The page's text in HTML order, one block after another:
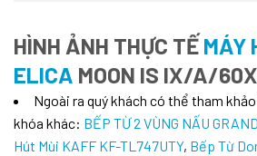
HÌNH ẢNH THỰC TẾ MÁY
ELICA MOON IS IX/A/
Ngoài ra quý khách có thể tham
khóa khác: BẾP TỪ 2 VÙNG NẤU
Hút Mùi KAFF KF-TL747UTY, Bếp Từ